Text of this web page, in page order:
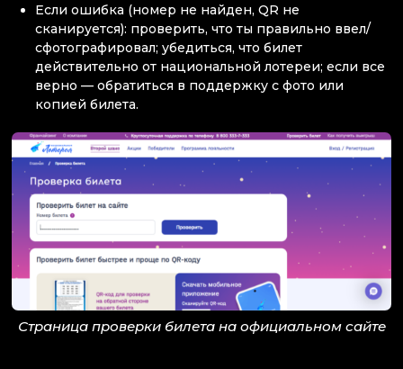
Если ошибка (номер не найден, QR не
сканируется): проверить, что ты правильно ввел/
сфотографировал; убедиться, что билет
действительно от национальной лотереи; если все
верно — обратиться в поддержку с фото или
копией билета.
Страница проверки билета на официальном сайте